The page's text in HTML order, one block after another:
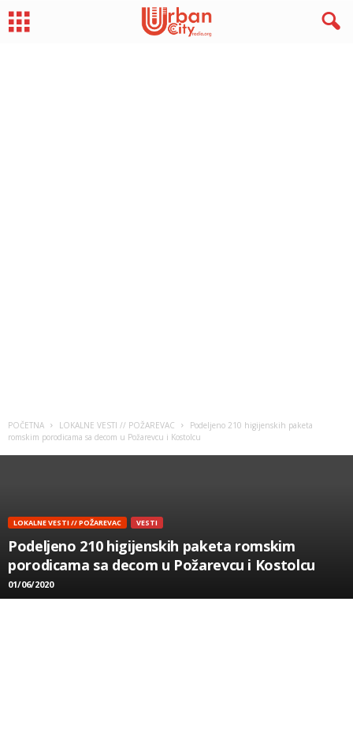
POČETNA LOKALNE VESTI // POŽAREVAC
Podeljeno 210 higijenskih paketa
romskim porodicama sa decom u Požarevcu i Kostolcu
LOKALNE VESTI // POŽAREVAC VESTI
Podeljeno 210 higijenskih paketa romskim
porodicama sa decom u Požarevcu i Kostolcu
01/06/2020